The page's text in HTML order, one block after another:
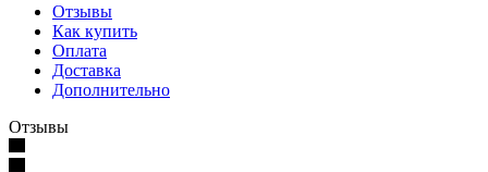
Отзывы
Как купить
Оплата
Доставка
Дополнительно
Отзывы